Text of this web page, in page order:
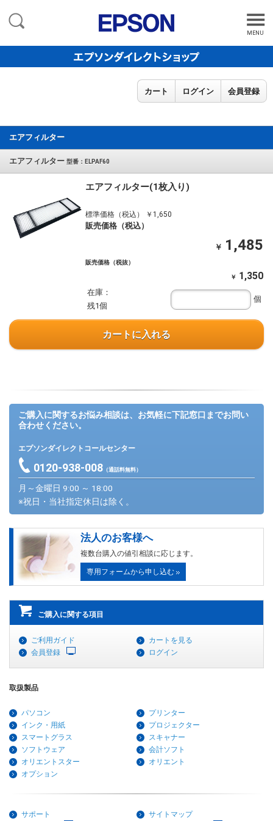
MENU
カート ログイン 会員登録
エアフィルター
エアフィルター 型番：ELPAF60
エアフィルター(1枚入り)
標準価格（税込） ￥1,650
販売価格（税込）
￥ 1,485
販売価格（税抜）
￥ 1,350
在庫：
残1個
個
カートに入れる
ご購入に関するお悩み相談は、お気軽に下記窓口までお問い
合わせください。
エプソンダイレクトコールセンター
0120-938-008（通話料無料）
月～金曜日 9:00 ～ 18:00
※祝日・当社指定休日は除く。
法人のお客様へ
複数台購入の値引相談に応じます。
専用フォームから申し込む
ご購入に関する項目
ご利用ガイド
カートを見る
会員登録
ログイン
取扱製品
パソコン
プリンター
インク・用紙
プロジェクター
スマートグラス
スキャナー
ソフトウェア
会計ソフト
オリエントスター
オリエント
オプション
サポート サイトマップ